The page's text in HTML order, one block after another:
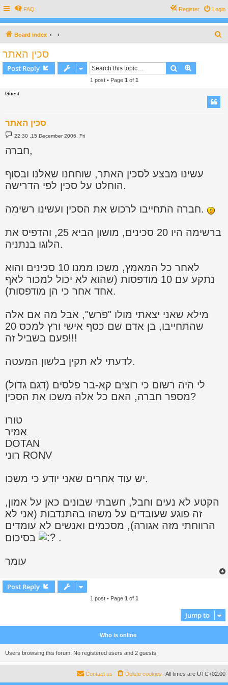
FAQ Login
Register
Board index
סכין האתר
Post Reply Search
1 post • Page 1 of 1
Guest
סכין האתר
P
o
22:30 ,15 December 2006, Fri
חברה,
עשינו מבצע לסכין האתר, שוחחנו שאלנו ובסוף
הוחלט על סכין לפי הדרישה.
חברה התחייבו לרכוש את הסכין ועשינו רשימה.
ברשימה היו 20 סכינים, מושון הביא 25, והדפיס את
הלוגו בנתניה.
לאחר כל המאמץ, משכו ממנו 10 סכינים והוא
נתקע עם 10 מודפסות (שהוא לא יכול למכור לאף
אחד אחר כי הן מודפסות).
מילא שאני יצאתי מולו "פרש", אבל מה אם אלה
שהתחייבו, בן אדם שם כסף אישי ורץ למכס 20
פעם בשביל זה!!!
לדעתי לא תקין בלשון המעטה.
לי היה רשום כי רוצים קא-בר פלסים (דגם גדול)
מספר חברה, האם כל אלה משכו את הסכין?
טורו
אמיר
DOTAN
רוני RONV
יש עוד אחרים שאני יודע כי משכו.
הקטע לא נעים וחבל, חשבתי שבונים כאן על אמון,
זה פוגע שעובדים על משהו בהתנדבות (אני לא
הרווחתי מזה אגורה), מסכמים ואנשים לא עומדים
.
עומר
Post Reply
1 post • Page 1 of 1
Jump to
Who is online
Users browsing this forum: No registered users and 2 guests
All times are UTC+02:00
Delete cookies
Contact us